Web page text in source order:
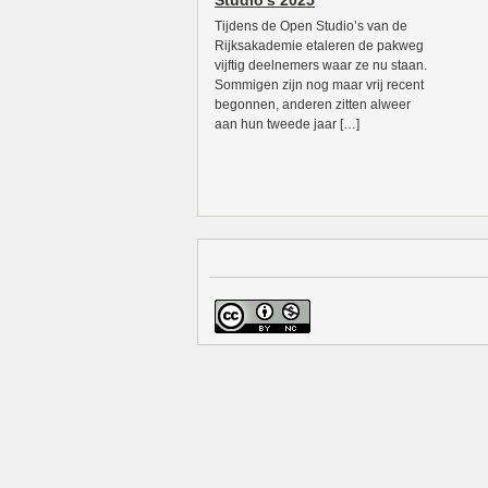
Tijdens de Open Studio’s van de
Rijksakademie etaleren de pakweg
vijftig deelnemers waar ze nu staan.
Sommigen zijn nog maar vrij recent
begonnen, anderen zitten alweer
aan hun tweede jaar […]